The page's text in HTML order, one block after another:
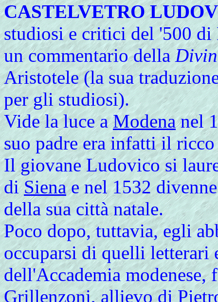
CASTELVETRO
studiosi e critici del '500 di
un commentario della
Aristotele (la sua
per gli studiosi).
Vide la luce aModenanel
suo padre era infatti il
Il giovane Ludovico si
diSienae nel 1532
della sua città natale.
Poco dopo, tuttavia, egli
occuparsi di quelli letterari
dell'Accademia
Grillenzoni, allievo di